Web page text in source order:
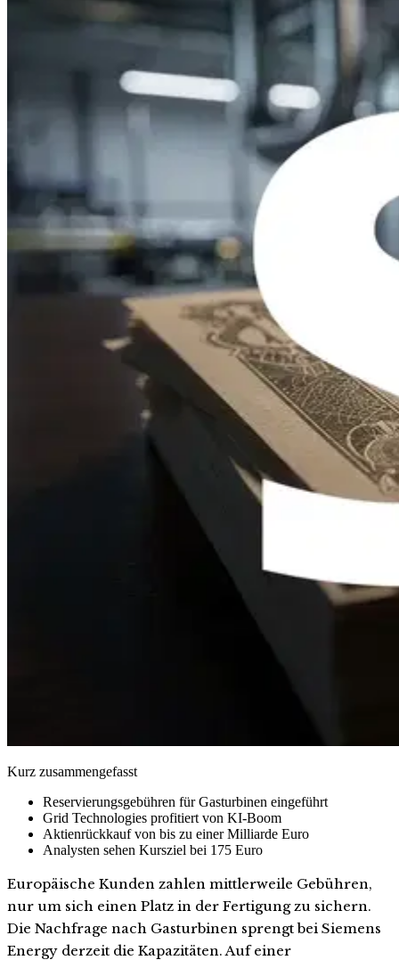
Kurz zusammengefasst
Reservierungsgebühren für Gasturbinen eingeführt
Grid Technologies profitiert von KI-Boom
Aktienrückkauf von bis zu einer Milliarde Euro
Analysten sehen Kursziel bei 175 Euro
Europäische Kunden zahlen mittlerweile Gebühren,
nur um sich einen Platz in der Fertigung zu sichern.
Die Nachfrage nach Gasturbinen sprengt bei Siemens
Energy derzeit die Kapazitäten. Auf einer